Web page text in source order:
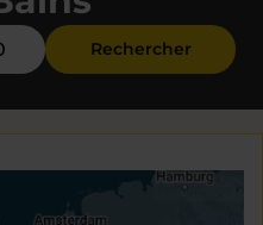
Rechercher